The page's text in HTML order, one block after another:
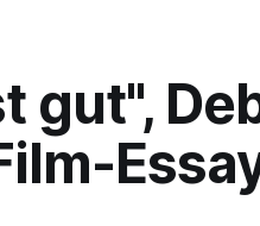
gut",